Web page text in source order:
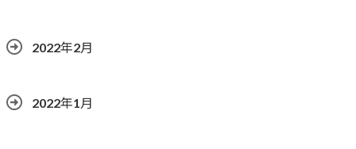
2022年2月
2022年1月